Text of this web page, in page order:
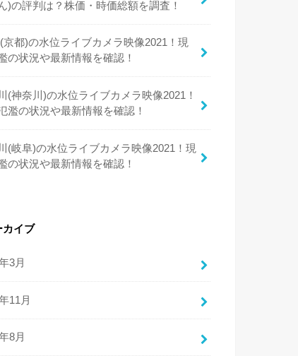
)の評判は？株価・時価総額を調査！
京都)の水位ライブカメラ映像2021！現
の状況や最新情報を確認！
(神奈川)の水位ライブカメラ映像2021！
濫の状況や最新情報を確認！
(岐阜)の水位ライブカメラ映像2021！現
の状況や最新情報を確認！
カイブ
3月
11月
8月